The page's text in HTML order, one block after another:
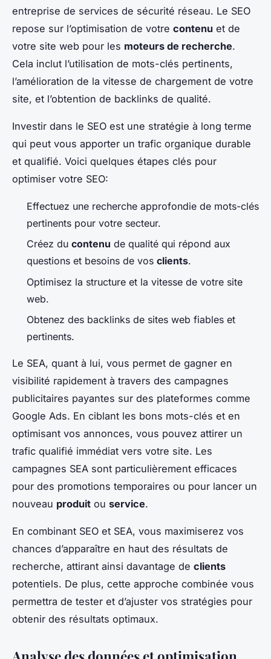
entreprise de services de sécurité réseau. Le SEO
repose sur l’optimisation de votre contenu et de
votre site web pour les moteurs de recherche.
Cela inclut l’utilisation de mots-clés pertinents,
l’amélioration de la vitesse de chargement de votre
site, et l’obtention de backlinks de qualité.
Investir dans le SEO est une stratégie à long terme
qui peut vous apporter un trafic organique durable
et qualifié. Voici quelques étapes clés pour
optimiser votre SEO:
Effectuez une recherche approfondie de mots-clés
pertinents pour votre secteur.
Créez du contenu de qualité qui répond aux
questions et besoins de vos clients.
Optimisez la structure et la vitesse de votre site
web.
Obtenez des backlinks de sites web fiables et
pertinents.
Le SEA, quant à lui, vous permet de gagner en
visibilité rapidement à travers des campagnes
publicitaires payantes sur des plateformes comme
Google Ads. En ciblant les bons mots-clés et en
optimisant vos annonces, vous pouvez attirer un
trafic qualifié immédiat vers votre site. Les
campagnes SEA sont particulièrement efficaces
pour des promotions temporaires ou pour lancer un
nouveau produit ou service.
En combinant SEO et SEA, vous maximiserez vos
chances d’apparaître en haut des résultats de
recherche, attirant ainsi davantage de clients
potentiels. De plus, cette approche combinée vous
permettra de tester et d’ajuster vos stratégies pour
obtenir des résultats optimaux.